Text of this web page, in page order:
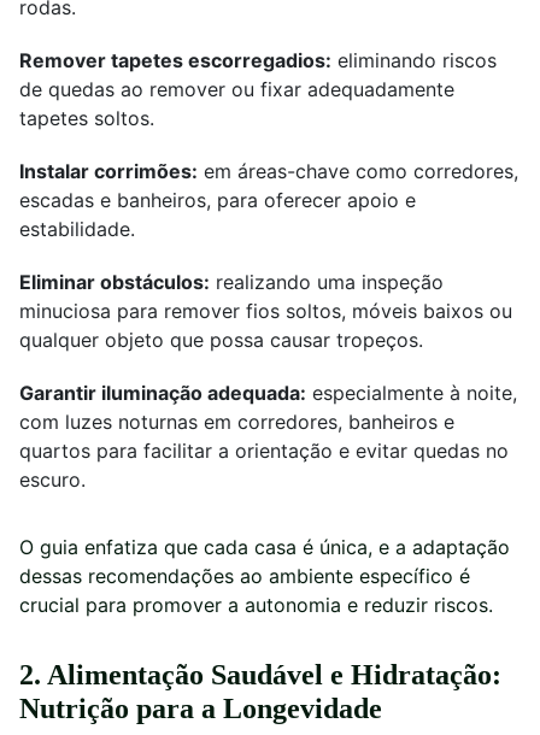
rodas.
Remover tapetes escorregadios: eliminando riscos
de quedas ao remover ou fixar adequadamente
tapetes soltos.
Instalar corrimões: em áreas-chave como corredores,
escadas e banheiros, para oferecer apoio e
estabilidade.
Eliminar obstáculos: realizando uma inspeção
minuciosa para remover fios soltos, móveis baixos ou
qualquer objeto que possa causar tropeços.
Garantir iluminação adequada: especialmente à noite,
com luzes noturnas em corredores, banheiros e
quartos para facilitar a orientação e evitar quedas no
escuro.
O guia enfatiza que cada casa é única, e a adaptação
dessas recomendações ao ambiente específico é
crucial para promover a autonomia e reduzir riscos.
2. Alimentação Saudável e Hidratação:
Nutrição para a Longevidade